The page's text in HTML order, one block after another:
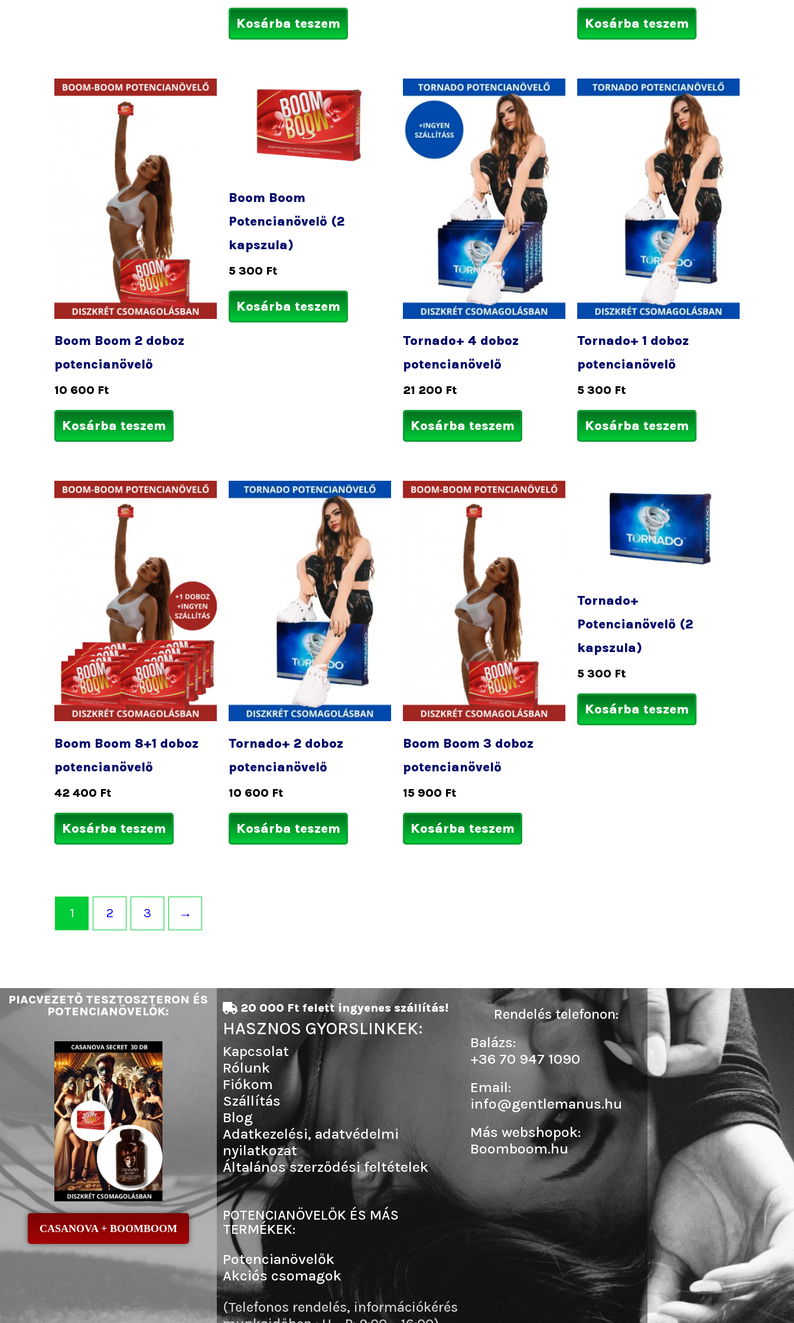
Kosárba teszem Kosárba teszem
Boom Boom 2 doboz
potencianövelő
10 600 Ft
Kosárba teszem
Boom Boom
Potencianövelő (2
kapszula)
5 300 Ft
Kosárba teszem
Tornado+ 4 doboz
potencianövelő
21 200 Ft
Kosárba teszem
Tornado+ 1 doboz
potencianövelő
5 300 Ft
Kosárba teszem
Boom Boom 8+1 doboz
potencianövelő
42 400 Ft
Kosárba teszem
Tornado+ 2 doboz
potencianövelő
10 600 Ft
Kosárba teszem
Boom Boom 3 doboz
potencianövelő
15 900 Ft
Kosárba teszem
Tornado+
Potencianövelő (2
kapszula)
5 300 Ft
Kosárba teszem
1 2 3 →
PIACVEZETŐ TESZTOSZTERON ÉS
POTENCIANÖVELŐK:
CASANOVA + BOOMBOOM
20 000 Ft felett ingyenes szállítás!
HASZNOS GYORSLINKEK:
Kapcsolat
Rólunk
Fiókom
Szállítás
Blog
Adatkezelési, adatvédelmi
nyilatkozat
Általános szerződési feltételek
POTENCIANÖVELŐK ÉS MÁS
TERMÉKEK:
Potencianövelők
Akciós csomagok
(Telefonos rendelés, információkérés
Rendelés telefonon:
Balázs:
+36 70 947 1090
Email:
info@gentlemanus.hu
Más webshopok:
Boomboom.hu